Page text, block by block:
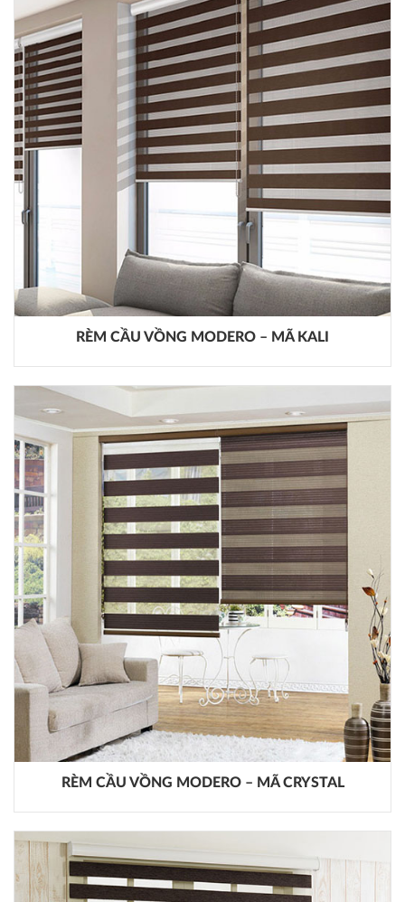
RÈM CẦU VỒNG MODERO – MÃ KALI
RÈM CẦU VỒNG MODERO – MÃ CRYSTAL